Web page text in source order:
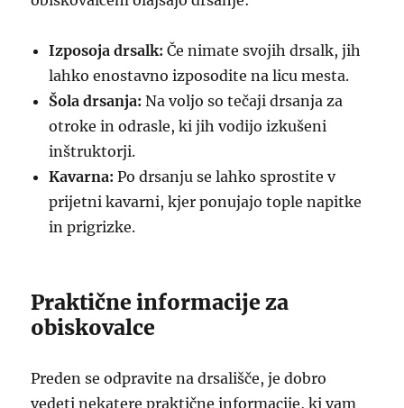
Izposoja drsalk: Če nimate svojih drsalk, jih
lahko enostavno izposodite na licu mesta.
Šola drsanja: Na voljo so tečaji drsanja za
otroke in odrasle, ki jih vodijo izkušeni
inštruktorji.
Kavarna: Po drsanju se lahko sprostite v
prijetni kavarni, kjer ponujajo tople napitke
in prigrizke.
Praktične informacije za
obiskovalce
Preden se odpravite na drsališče, je dobro
vedeti nekatere praktične informacije, ki vam